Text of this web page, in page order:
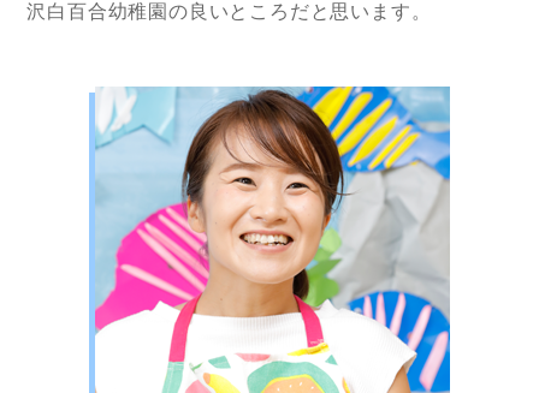
沢白百合幼稚園の良いところだと思います。